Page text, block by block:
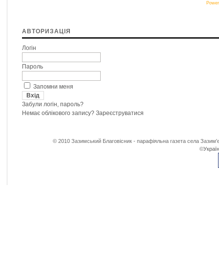
АВТОРИЗАЦІЯ
Логін
Пароль
Запомни меня
Забули логін, пароль?
Немає облікового запису? Зареєструватися
© 2010 Зазимський Благовісник - парафіяльна газета села
©